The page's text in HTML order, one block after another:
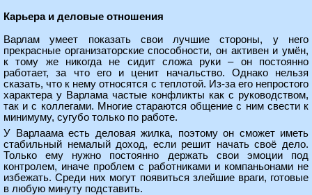
Карьера и деловые отношения
Варлам умеет показать свои лучшие стороны, у него
прекрасные организаторские способности, он активен и умён,
к тому же никогда не сидит сложа руки – он постоянно
работает, за что его и ценит начальство. Однако нельзя
сказать, что к нему относятся с теплотой. Из-за его непростого
характера у Варлама частые конфликты как с руководством,
так и с коллегами. Многие стараются общение с ним свести к
минимуму, сугубо только по работе.
У Варлаама есть деловая жилка, поэтому он сможет иметь
стабильный немалый доход, если решит начать своё дело.
Только ему нужно постоянно держать свои эмоции под
контролем, иначе проблем с работниками и компаньонами не
избежать. Среди них могут появиться злейшие враги, готовые
в любую минуту подставить.